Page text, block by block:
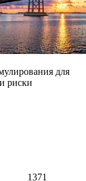
для
риски
1371